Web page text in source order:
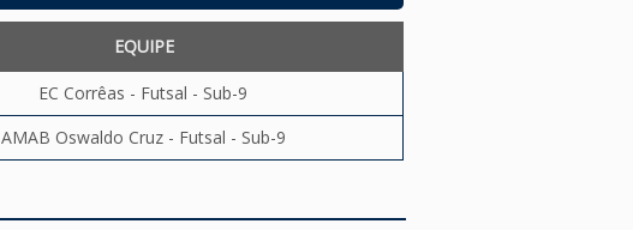
EQUIPE
EC Corrêas - Futsal - Sub-9
AMAB Oswaldo Cruz - Futsal - Sub-9